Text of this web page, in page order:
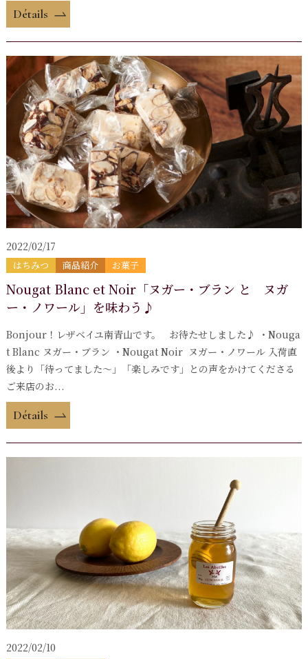
Détails
2022/02/17
はちみつ 商品紹介 お菓子
Nougat Blanc et Noir「ヌガー・ブラン と ヌガ
ー・ノワール」を味わう♪
Bonjour！レザベイユ南青山です。 お待たせしました♪ ・Nouga
t Blanc ヌガー・ブラン ・Nougat Noir ヌガー・ノワール 入荷直
後より「待ってました～」「楽しみです」との声をかけてくださる
ご来店のお...
Détails
2022/02/10